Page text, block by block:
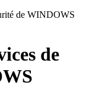
de WINDOWS
de